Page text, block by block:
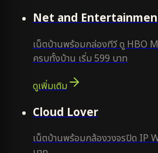
Net and
เน็ตบ้านพร้อมกล่องทีวี ดู HBO
ครบทั้งบ้าน เริ่ม 599 บาท
ดูเพิ่มเติม
Cloud Lover
เน็ตบ้านพร้อมกล้องวงจรปิด IP